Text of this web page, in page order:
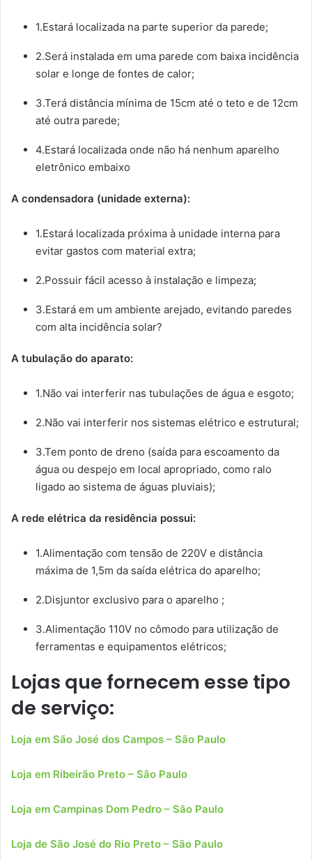
1.Estará localizada na parte superior da parede;
2.Será instalada em uma parede com baixa incidência
solar e longe de fontes de calor;
3.Terá distância mínima de 15cm até o teto e de 12cm
até outra parede;
4.Estará localizada onde não há nenhum aparelho
eletrônico embaixo
A condensadora (unidade externa):
1.Estará localizada próxima à unidade interna para
evitar gastos com material extra;
2.Possuir fácil acesso à instalação e limpeza;
3.Estará em um ambiente arejado, evitando paredes
com alta incidência solar?
A tubulação do aparato:
1.Não vai interferir nas tubulações de água e esgoto;
2.Não vai interferir nos sistemas elétrico e estrutural;
3.Tem ponto de dreno (saída para escoamento da
água ou despejo em local apropriado, como ralo
ligado ao sistema de águas pluviais);
A rede elétrica da residência possui:
1.Alimentação com tensão de 220V e distância
máxima de 1,5m da saída elétrica do aparelho;
2.Disjuntor exclusivo para o aparelho ;
3.Alimentação 110V no cômodo para utilização de
ferramentas e equipamentos elétricos;
Lojas que fornecem esse tipo
de serviço:
Loja em São José dos Campos – São Paulo
Loja em Ribeirão Preto – São Paulo
Loja em Campinas Dom Pedro – São Paulo
Loja de São José do Rio Preto – São Paulo